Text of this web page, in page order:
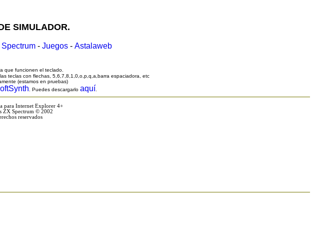
SIMULADOR.
- Juegos - Astalaweb
que funcionen el teclado.
teclas con flechas, 5,6,7,8,1,0,o,p,q,a,barra espaciadora, etc
(estamos en pruebas)
. Puedes descargarlo aquí
para Internet Explorer 4+
ZX Spectrum © 2002
reservados